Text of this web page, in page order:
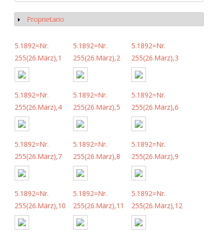
Mostrar
Proprietario
5.1892=Nr.
255(26.März),1
5.1892=Nr.
255(26.März),2
5.1892=Nr.
255(26.März),3
5.1892=Nr.
255(26.März),4
5.1892=Nr.
255(26.März),5
5.1892=Nr.
255(26.März),6
5.1892=Nr.
255(26.März),7
5.1892=Nr.
255(26.März),8
5.1892=Nr.
255(26.März),9
5.1892=Nr.
255(26.März),10
5.1892=Nr.
255(26.März),11
5.1892=Nr.
255(26.März),12